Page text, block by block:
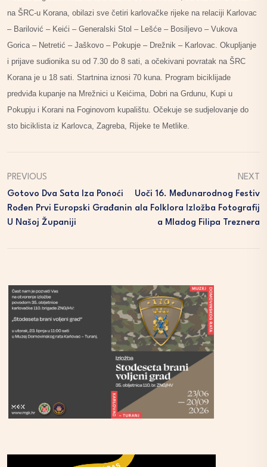
na ŠRC-u Korana, obilazi sve četiri karlovačke rijeke na relaciji Karlovac
– Barilović – Keići – Generalski Stol – Lešće – Bosiljevo – Vukova
Gorica – Netretić – Jaškovo – Pokupje – Drežnik – Karlovac. Okupljanje
i prijave sudionika su od 7.30 do 8 sati, a očekivani povratak na ŠRC
Korana je u 18 sati. Startnina iznosi 70 kuna. Program biciklijade
predviđa kupanje na Mrežnici u Keićima, Dobri na Grdunu, Kupi u
Pokupju i Korani na Foginovom kupalištu. Očekuje se sudjelovanje do
sto biciklista iz Karlovca, Zagreba, Rijeke te Metlike.
PREVIOUS
Gotovo Dva Sata Iza Ponoći
Rođen Prvi Europski Građanin
U Našoj Županiji
NEXT
Uoči 16. Međunarodnog Festiv
Ala Folklora Izložba Fotografij
A Mladog Filipa Treznera